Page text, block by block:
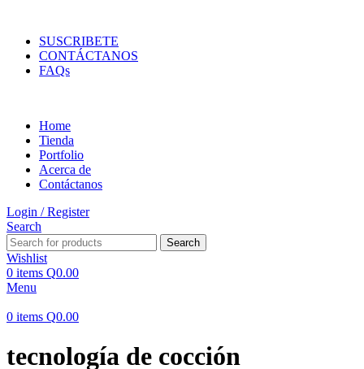
SUSCRIBETE
CONTÁCTANOS
FAQs
Home
Tienda
Portfolio
Acerca de
Contáctanos
Login / Register
Search
Search
Wishlist
0 items Q0.00
Menu
0 items Q0.00
tecnología de cocción